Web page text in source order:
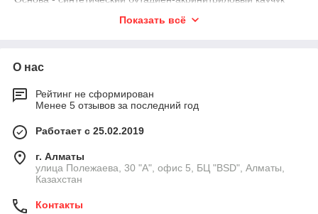
применение в самых различных сферах.
технических характеристик с течением времени.
Эти материалы обладают:
• эластичностью в широком диапазоне температур;
• способностью к само затуханию при пожаре;
• высокой стойкостью к микроорганизмам, плесени,
атмосферным воздействиям.
Показать всё
О нас
Рейтинг не сформирован
Менее 5 отзывов за последний год
Работает с 25.02.2019
г. Алматы
улица Полежаева, 30 "А", офис 5, БЦ "BSD", Алматы,
Казахстан
Контакты